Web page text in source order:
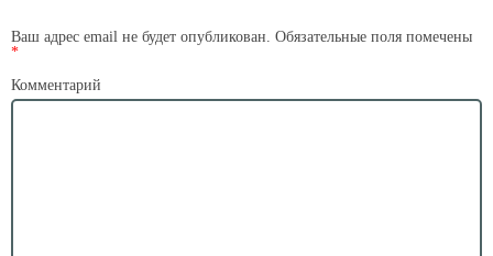
Ваш адрес email не будет опубликован. Обязательные поля помечены
*
Комментарий